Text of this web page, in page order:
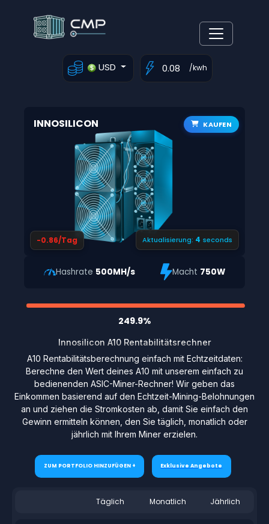
USD /kwh
KAUFEN
-0.86/Tag
INNOSILICON
Aktualisierung: 3 seconds
Hashrate 500MH/s Macht 750W
249.9%
Innosilicon A10 Rentabilitätsrechner
A10 Rentabilitätsberechnung einfach mit Echtzeitdaten:
Berechne den Wert deines A10 mit unserem einfach zu
bedienenden ASIC-Miner-Rechner! Wir geben das
Einkommen basierend auf den Echtzeit-Mining-Belohnungen
an und ziehen die Stromkosten ab, damit Sie einfach den
Gewinn ermitteln können, den Sie täglich, monatlich oder
jährlich mit Ihrem Miner erzielen.
ZUM PORTFOLIO HINZUFÜGEN + Exklusive Angebote
Täglich Monatlich Jährlich